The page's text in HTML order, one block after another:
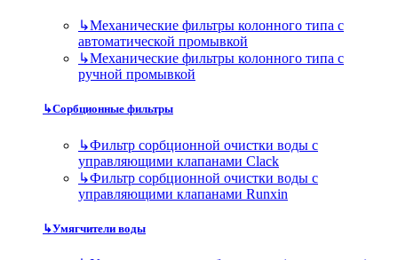
↳Механические фильтры колонного типа с
автоматической промывкой
↳Механические фильтры колонного типа с
ручной промывкой
↳Сорбционные фильтры
↳Фильтр сорбционной очистки воды с
управляющими клапанами Clack
↳Фильтр сорбционной очистки воды с
управляющими клапанами Runxin
↳Умягчители воды